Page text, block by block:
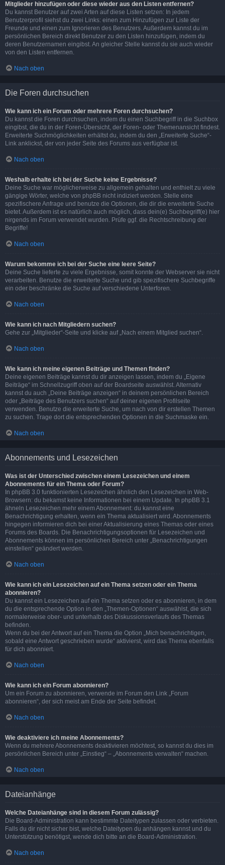
Mitglieder hinzufügen oder diese wieder aus den Listen entfernen?
Du kannst Benutzer auf zwei Arten auf diese Listen setzen: In jedem
Benutzerprofil siehst du zwei Links: einen zum Hinzufügen zur Liste der
Freunde und einen zum Ignorieren des Benutzers. Außerdem kannst du im
persönlichen Bereich direkt Benutzer zu den Listen hinzufügen, indem du
deren Benutzernamen eingibst. An gleicher Stelle kannst du sie auch wieder
von den Listen entfernen.
Nach oben
Die Foren durchsuchen
Wie kann ich ein Forum oder mehrere Foren durchsuchen?
Du kannst die Foren durchsuchen, indem du einen Suchbegriff in die Suchbox
eingibst, die du in der Foren-Übersicht, der Foren- oder Themenansicht findest.
Erweiterte Suchmöglichkeiten erhältst du, indem du den „Erweiterte Suche“-
Link anklickst, der von jeder Seite des Forums aus verfügbar ist.
Nach oben
Weshalb erhalte ich bei der Suche keine Ergebnisse?
Deine Suche war möglicherweise zu allgemein gehalten und enthielt zu viele
gängige Wörter, welche von phpBB nicht indiziert werden. Stelle eine
spezifischere Anfrage und benutze die Optionen, die dir die erweiterte Suche
bietet. Außerdem ist es natürlich auch möglich, dass dein(e) Suchbegriff(e) hier
nirgends im Forum verwendet wurden. Prüfe ggf. die Rechtschreibung der
Begriffe!
Nach oben
Warum bekomme ich bei der Suche eine leere Seite?
Deine Suche lieferte zu viele Ergebnisse, somit konnte der Webserver sie nicht
verarbeiten. Benutze die erweiterte Suche und gib spezifischere Suchbegriffe
ein oder beschränke die Suche auf verschiedene Unterforen.
Nach oben
Wie kann ich nach Mitgliedern suchen?
Gehe zur „Mitglieder“-Seite und klicke auf „Nach einem Mitglied suchen“.
Nach oben
Wie kann ich meine eigenen Beiträge und Themen finden?
Deine eigenen Beiträge kannst du dir anzeigen lassen, indem du „Eigene
Beiträge“ im Schnellzugriff oben auf der Boardseite auswählst. Alternativ
kannst du auch „Deine Beiträge anzeigen“ in deinem persönlichen Bereich
oder „Beiträge des Benutzers suchen“ auf deiner eigenen Profilseite
verwenden. Benutze die erweiterte Suche, um nach von dir erstellen Themen
zu suchen. Trage dort die entsprechenden Optionen in die Suchmaske ein.
Nach oben
Abonnements und Lesezeichen
Was ist der Unterschied zwischen einem Lesezeichen und einem
Abonnements für ein Thema oder Forum?
In phpBB 3.0 funktionierten Lesezeichen ähnlich den Lesezeichen in Web-
Browsern: du bekamst keine Informationen bei einem Update. In phpBB 3.1
ähneln Lesezeichen mehr einem Abonnement: du kannst eine
Benachrichtigung erhalten, wenn ein Thema aktualisiert wird. Abonnements
hingegen informieren dich bei einer Aktualisierung eines Themas oder eines
Forums des Boards. Die Benachrichtigungsoptionen für Lesezeichen und
Abonnements können im persönlichen Bereich unter „Benachrichtigungen
einstellen“ geändert werden.
Nach oben
Wie kann ich ein Lesezeichen auf ein Thema setzen oder ein Thema
abonnieren?
Du kannst ein Lesezeichen auf ein Thema setzen oder es abonnieren, in dem
du die entsprechende Option in den „Themen-Optionen“ auswählst, die sich
normalerweise ober- und unterhalb des Diskussionsverlaufs des Themas
befinden.
Wenn du bei der Antwort auf ein Thema die Option „Mich benachrichtigen,
sobald eine Antwort geschrieben wurde“ aktivierst, wird das Thema ebenfalls
für dich abonniert.
Nach oben
Wie kann ich ein Forum abonnieren?
Um ein Forum zu abonnieren, verwende im Forum den Link „Forum
abonnieren“, der sich meist am Ende der Seite befindet.
Nach oben
Wie deaktiviere ich meine Abonnements?
Wenn du mehrere Abonnements deaktivieren möchtest, so kannst du dies im
persönlichen Bereich unter „Einstieg“ – „Abonnements verwalten“ machen.
Nach oben
Dateianhänge
Welche Dateianhänge sind in diesem Forum zulässig?
Die Board-Administration kann bestimmte Dateitypen zulassen oder verbieten.
Falls du dir nicht sicher bist, welche Dateitypen du anhängen kannst und du
Unterstützung benötigst, wende dich bitte an die Board-Administration.
Nach oben